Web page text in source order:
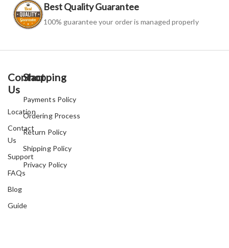
Best Quality Guarantee
100% guarantee your order is managed properly
Contact
Us
Location
Contact
Us
Support
FAQs
Blog
Guide
Shopping
Payments Policy
Ordering Process
Return Policy
Shipping Policy
Privacy Policy